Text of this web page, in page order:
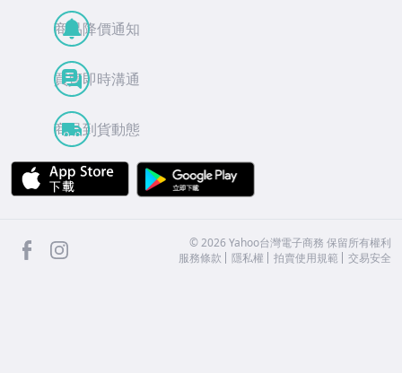
商品降價通知
買賣即時溝通
商品到貨動態
APP Store
facebook ©2026 Yahoo台灣電子商務 保留所有權利
服務條款
隱私權 拍賣使用規範 交易安全